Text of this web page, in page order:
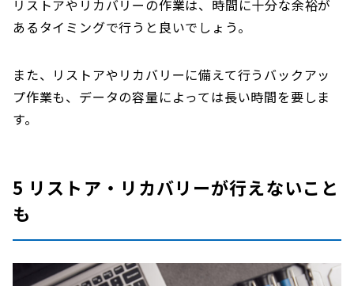
リストアやリカバリーの作業は、時間に十分な余裕が
あるタイミングで行うと良いでしょう。
また、リストアやリカバリーに備えて行うバックアッ
プ作業も、データの容量によっては長い時間を要しま
す。
5 リストア・リカバリーが行えないこと
も